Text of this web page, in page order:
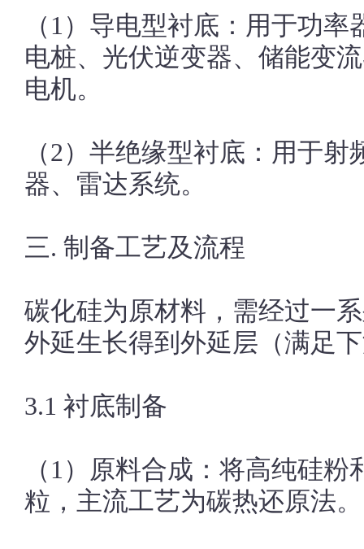
（1）导电型衬底：用于功
电桩、光伏逆变器、储能变
电机。
（2）半绝缘型衬底：用于
器、雷达系统。
三. 制备工艺及流程
碳化硅为原材料，需经过一
外延生长得到外延层（满足
3.1 衬底制备
（1）原料合成：将高纯硅
粒，主流工艺为碳热还原法。